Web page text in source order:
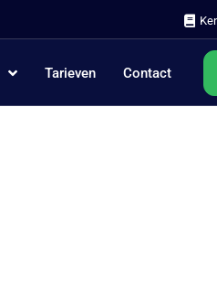
Tarieven Contact